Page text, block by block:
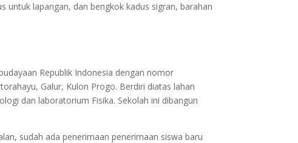
untuk lapangan, dan bengkok kadus sigran, barahan
Republik Indonesia dengan nomor
Galur, Kulon Progo. Berdiri diatas lahan
dan laboratorium Fisika. Sekolah ini dibangun
sudah ada penerimaan penerimaan siswa baru